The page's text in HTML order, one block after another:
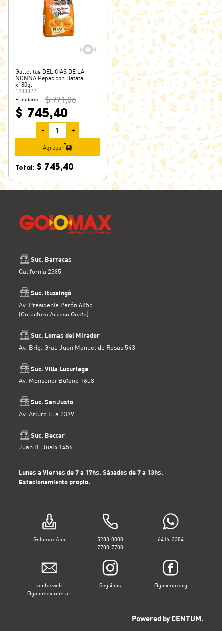
Galletitas DELICIAS DE LA
NONNA Pepas con Batata
x180g.
1288822
P. unitario $ 771,06
$ 745,40
- +
Agregar
Total: $ 745,40
Suc. Barracas
California 2385
Suc. Ituzaingó
Av. Presidente Perón 6855
(Colectora Acceso Oeste)
Suc. Lomas del Mirador
Av. Brig. Gral. Juan Manuel de Rosas 543
Suc. Villa Luzuriaga
Av. Monseñor Búfano 1608
Suc. San Justo
Av. Arturo Illia 2399
Suc. Beccar
Juan B. Justo 1456
Lunes a Viernes de 7 a 17hs. Sábados de 7 a 13hs.
Estacionamiento propio.
Golomax App
5283-0000
7700-7700
6416-3384
ventasweb
@golomax.com.ar
Seguinos @golomaxarg
Powered by CENTUM.